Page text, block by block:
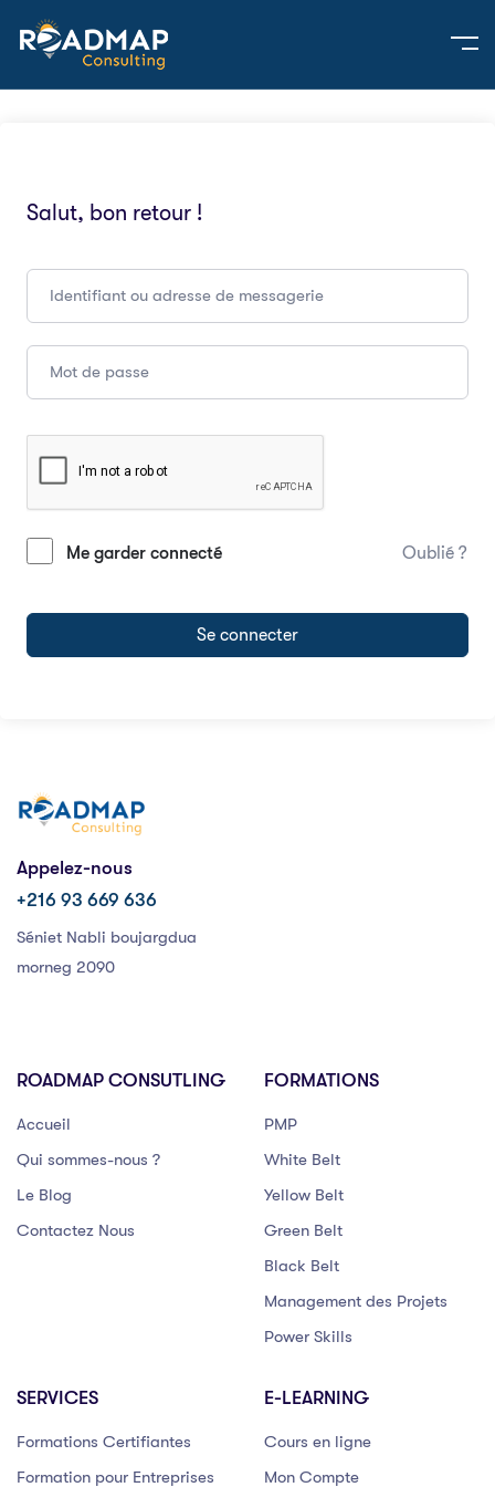
Salut, bon retour !
Me garder connecté Oublié ?
Se connecter
Appelez-nous
+216 93 669 636
Séniet Nabli boujargdua
morneg 2090
ROADMAP CONSUTLING
Accueil
Qui sommes-nous ?
Le Blog
Contactez Nous
FORMATIONS
PMP
White Belt
Yellow Belt
Green Belt
Black Belt
Management des Projets
Power Skills
SERVICES
Formations Certifiantes
Formation pour Entreprises
E-LEARNING
Cours en ligne
Mon Compte